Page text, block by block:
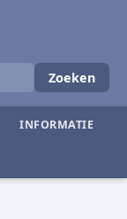
Zoeken
INFORMATIE